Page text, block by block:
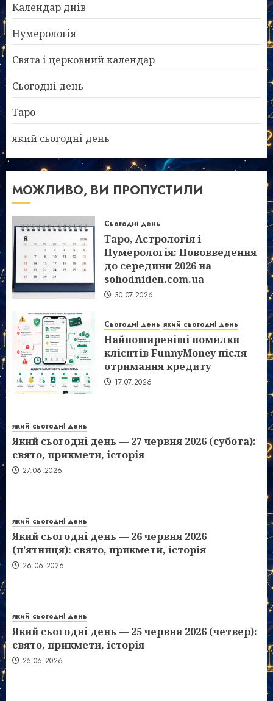
Календар днів
Нумерологія
Свята і церковний календар
Сьогодні день
Таро
який сьогодні день
МОЖЛИВО, ВИ ПРОПУСТИЛИ
Сьогодні день
Таро, Астрологія і
Нумерологія: Нововведення
до середини 2026 на
sohodniden.com.ua
30.07.2026
Сьогодні день який сьогодні день
Найпоширеніші помилки
клієнтів FunnyMoney після
отримання кредиту
17.07.2026
який сьогодні день
Який сьогодні день — 27 червня 2026 (субота):
свято, прикмети, історія
27.06.2026
який сьогодні день
Який сьогодні день — 26 червня 2026
(п’ятниця): свято, прикмети, історія
26.06.2026
який сьогодні день
Який сьогодні день — 25 червня 2026 (четвер):
свято, прикмети, історія
25.06.2026